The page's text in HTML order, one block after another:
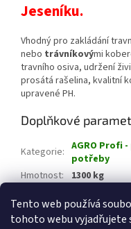
Tento web používá
tohoto webu vyjadřujete
Jeseníku.
Vhodný pro zakládání
nebo trávníkovými
travního osiva, udržení
prosátá rašelina, kvalitní
upravené PH.
Doplňkové
Kategorie: AGRO Profi
potřeby
Hmotnost: 1300 kg